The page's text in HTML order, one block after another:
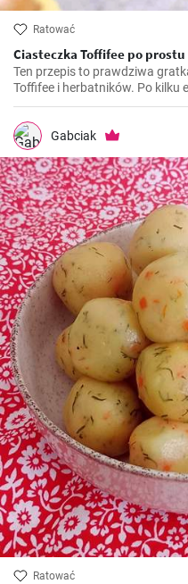
Ratować
Ciasteczka Toffifee po
Ten przepis to prawdziwa
Toffifee i herbatników. Po kilku
połączenie, które doskonale
Radość i komplementy, które
podałam ten przepis po raz
Zawsze będzie to mój ulubiony
Gabciak
Ratować